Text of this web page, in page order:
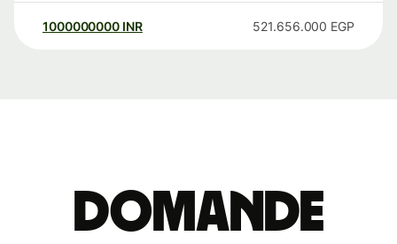
1000000000 INR 521.656.000 EGP
Domande